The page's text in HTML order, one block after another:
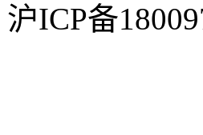
沪ICP备